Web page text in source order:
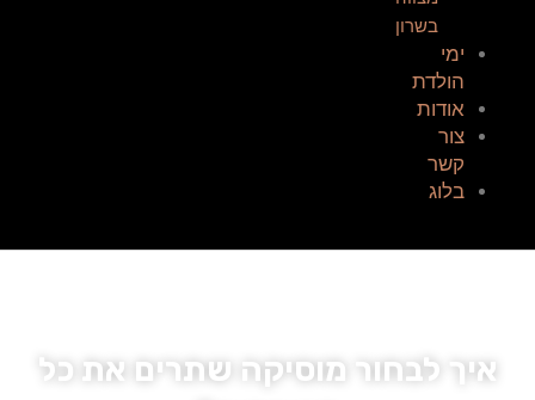
בשרון
ימי
הולדת
אודות
צור
קשר
בלוג
איך לבחור מוסיקה שתרים את כל